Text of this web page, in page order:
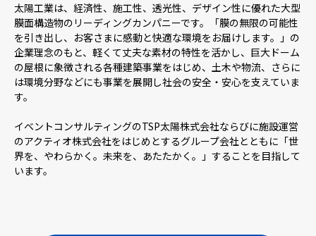
太陽工業は、経済性、施工性、透光性、デザイン性に優れた大型
膜面構造物のリーディングカンパニーです。「膜の無限の可能性
を引き出し、お客さまに感動と快適な環境をお届けします。」の
企業理念のもと、軽くて丈夫な素材の特性を活かし、巨大ドーム
の屋根に象徴される各種建築事業をはじめ、土木や物流、さらに
は環境分野などにも事業を展開し社会の安全・安心を支えていま
す。
イベントコンサルティングのTSP太陽株式会社ならびに施設運営
のアクティオ株式会社をはじめとするグループ会社とともに「世
界を、やわらかく。未来を、あたたかく。」することを目指して
います。